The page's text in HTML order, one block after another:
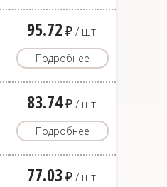
95.72 д/ шт.
Подробнее
83.74д/ шт.
Подробнее
77.03д/ шт.